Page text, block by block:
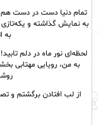
تمام دنیا دست در دست هم
به نمایش گذاشته و
به
لحظه‌ای نور ماه در دلم
به من، رویایی مهتابی
از لب افتادن برگشتم و